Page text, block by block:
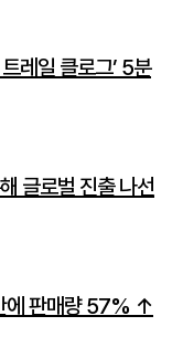
레일 클로그’ 5분
글로벌 진출 나선
에 판매량 57% ↑